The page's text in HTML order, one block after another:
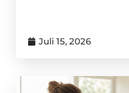
Juli 15, 2026